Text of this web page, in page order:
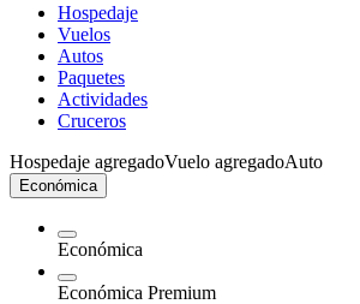
Hospedaje
Vuelos
Autos
Paquetes
Actividades
Cruceros
Hospedaje agregadoVuelo agregadoAuto
Económica
Económica
Económica Premium